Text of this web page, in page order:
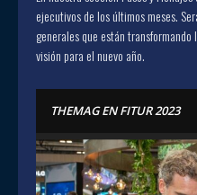
ejecutivos de los últimos meses.
generales que están
visión para el nuevo año.
THEMAG EN FITUR 2023